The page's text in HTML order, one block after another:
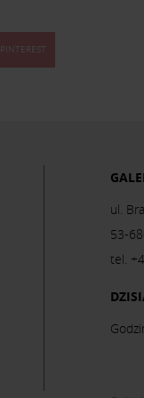
PINTEREST
ul.
53-
tel.